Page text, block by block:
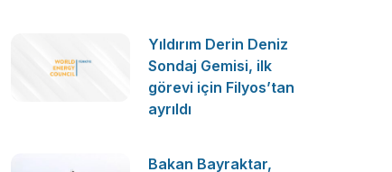
Yıldırım Derin Deniz
Sondaj Gemisi, ilk
görevi için Filyos’tan
ayrıldı
Bakan Bayraktar,